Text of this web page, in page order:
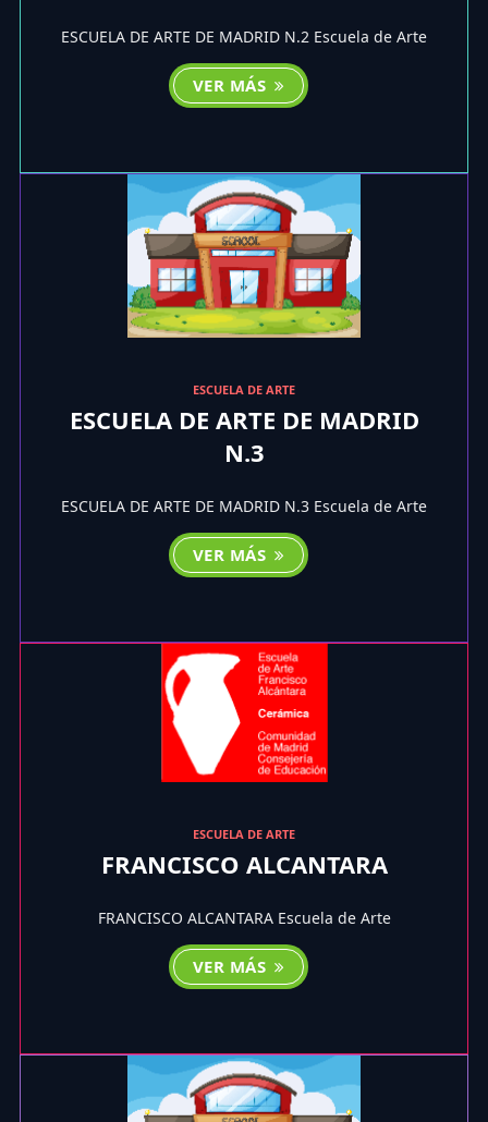
ESCUELA DE ARTE DE MADRID N.2 Escuela de Arte
VER MÁS
ESCUELA DE ARTE
ESCUELA DE ARTE DE MADRID
N.3
ESCUELA DE ARTE DE MADRID N.3 Escuela de Arte
VER MÁS
ESCUELA DE ARTE
FRANCISCO ALCANTARA
FRANCISCO ALCANTARA Escuela de Arte
VER MÁS